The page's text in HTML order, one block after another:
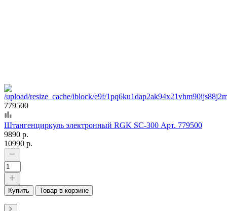
779500
Штангенциркуль электронный RGK SC-300 Арт. 779500
9890 р.
10990 р.
Купить Товар в корзине